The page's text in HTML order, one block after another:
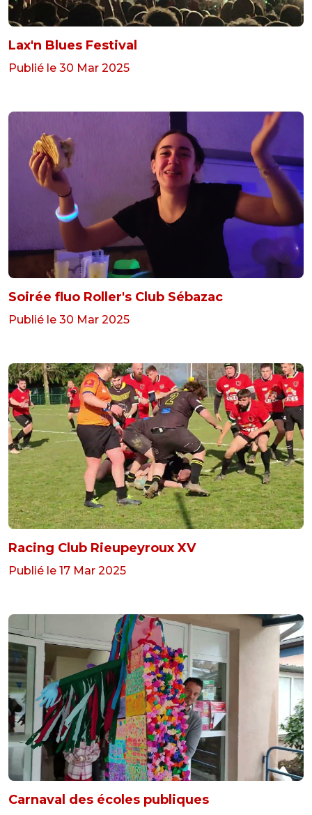
Lax'n Blues Festival
Publié le 30 Mar 2025
Soirée fluo Roller's Club Sébazac
Publié le 30 Mar 2025
Racing Club Rieupeyroux XV
Publié le 17 Mar 2025
Carnaval des écoles publiques